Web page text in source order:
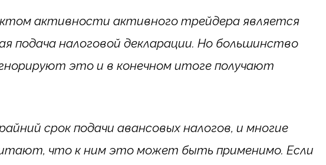
активности активного трейдера является
подача налоговой декларации. Но большинство
это и в конечном итоге получают
срок подачи авансовых налогов, и многие
что к ним это может быть применимо. Если